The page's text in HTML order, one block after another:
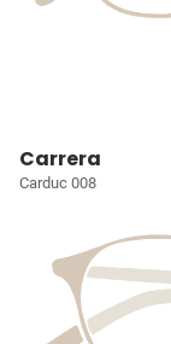
Carrera
Carduc 008